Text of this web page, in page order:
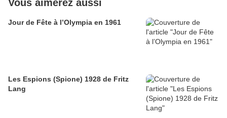
Vous aimerez aussi
Jour de Fête à l’Olympia en 1961
Les Espions (Spione) 1928 de Fritz
Lang